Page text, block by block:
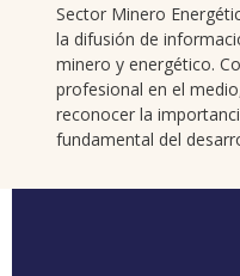
Sector Minero
la difusión de
minero y energético.
profesional en el
reconocer la
fundamental del